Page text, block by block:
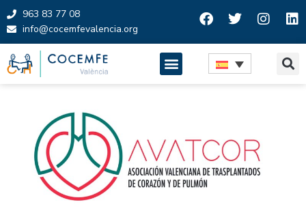
Saltar
al
contenido
963 83 77 08
info@cocemfevalencia.org